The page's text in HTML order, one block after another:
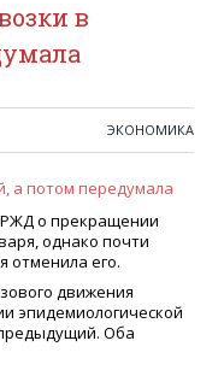
в
ЭКОНОМИКА
РЖД о прекращении
однако почти
отменила его.
движения
эпидемиологической
Оба